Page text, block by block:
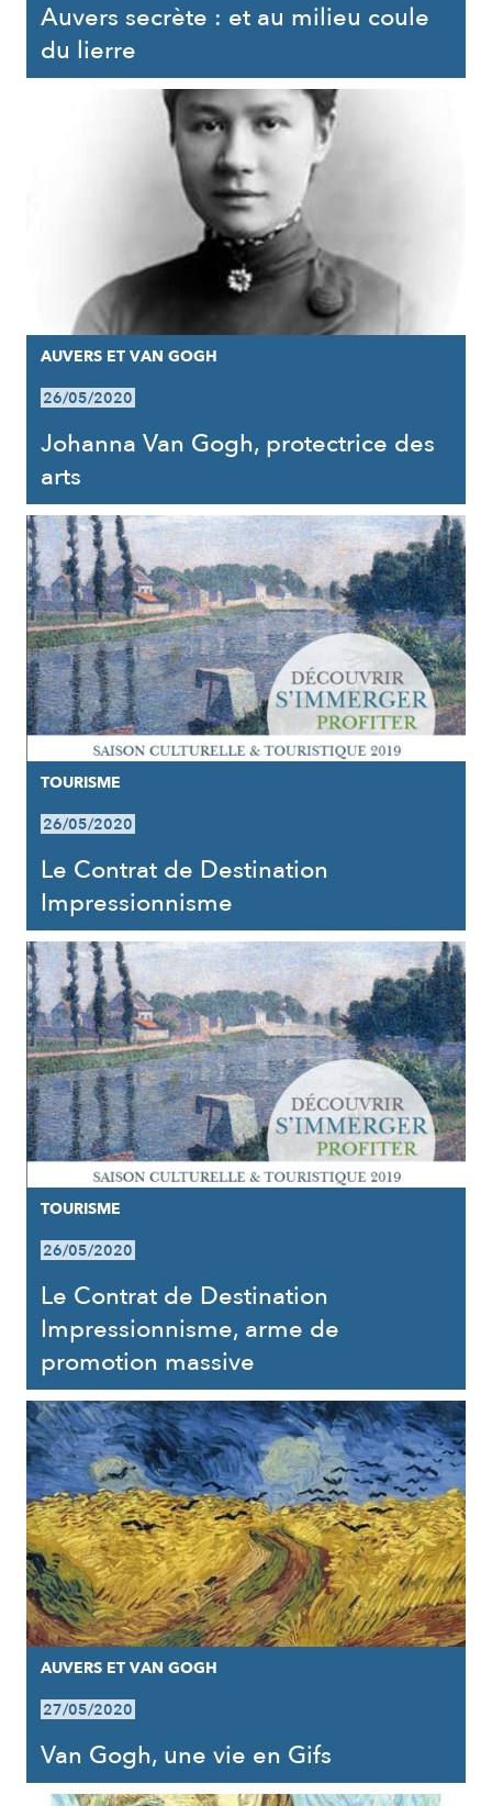
Auvers secrète : et au milieu coule
du lierre
AUVERS ET VAN GOGH
26/05/2020
Johanna Van Gogh, protectrice des
arts
TOURISME
26/05/2020
Le Contrat de Destination
Impressionnisme
TOURISME
26/05/2020
Le Contrat de Destination
Impressionnisme, arme de
promotion massive
AUVERS ET VAN GOGH
27/05/2020
Van Gogh, une vie en Gifs